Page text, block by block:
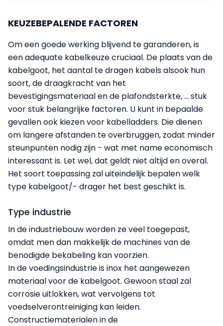
KEUZEBEPALENDE FACTOREN
Om een goede werking blijvend te garanderen, is
een adequate kabelkeuze cruciaal. De plaats van de
kabelgoot, het aantal te dragen kabels alsook hun
soort, de draagkracht van het
bevestigingsmateriaal en de plafondsterkte, ... stuk
voor stuk belangrijke factoren. U kunt in bepaalde
gevallen ook kiezen voor kabelladders. Die dienen
om langere afstanden te overbruggen, zodat minder
steunpunten nodig zijn - wat met name economisch
interessant is. Let wel, dat geldt niet altijd en overal.
Het soort toepassing zal uiteindelijk bepalen welk
type kabelgoot/- drager het best geschikt is.
Type industrie
In de industriebouw worden ze veel toegepast,
omdat men dan makkelijk de machines van de
benodigde bekabeling kan voorzien.
In de voedingsindustrie is inox het aangewezen
materiaal voor de kabelgoot. Gewoon staal zal
corrosie uitlokken, wat vervolgens tot
voedselverontreiniging kan leiden.
Constructiematerialen in de